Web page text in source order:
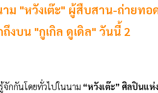
"หวังเต๊ะ" ผู้สืบสาน-ถ่ายทอ
งบน "กูเกิล ดูเดิล" วันนี้ 2
จักกันโดยทั่วไปในนาม “หวังเต๊ะ” ศิลปินแห่ง